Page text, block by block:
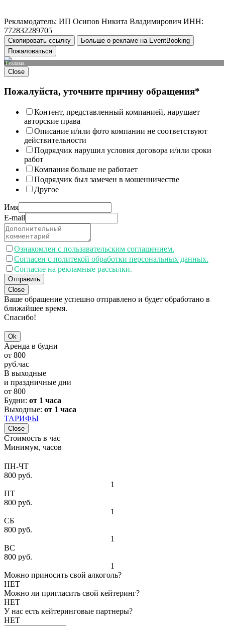
Рекламодатель: ИП Осипов Никита Владимирович ИНН:
772832289705
Скопировать ссылку
Больше о рекламе на EventBooking
Пожаловаться
Реклама
Close
Пожалуйста, уточните причину обращения*
Контент, представленный компанией, нарушает
авторские права
Описание и/или фото компании не соответствуют
действительности
Подрядчик нарушил условия договора и/или сроки
работ
Компания больше не работает
Подрядчик был замечен в мошенничестве
Другое
Имя
E-mail
Ознакомлен с пользавательским соглашением.
Согласен с политекой обработки персональных данных.
Согласие на рекламные рассылки.
Отправить
Close
Ваше обращение успешно отправлено и будет обработано в
ближайшее время.
Спасибо!
Ok
Аренда в будни
от 800
руб.час
В выходные
и праздничные дни
от 800
Будни: от 1 часа
Выходные: от 1 часа
ТАРИФЫ
Close
Стоимость в час
Минимум, часов
ПН-ЧТ
800 руб.
1
ПТ
800 руб.
1
СБ
800 руб.
1
ВС
800 руб.
1
Можно приносить свой алкоголь?
НЕТ
Можно ли пригласить свой кейтеринг?
НЕТ
У нас есть кейтеринговые партнеры?
НЕТ